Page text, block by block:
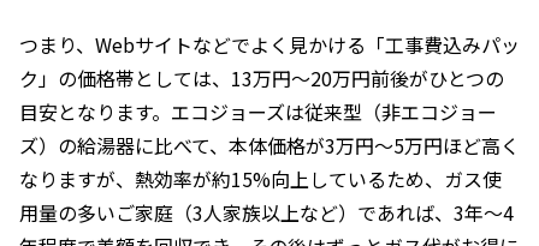
つまり、Webサイトなどでよく見かける「工事費込みパッ
ク」の価格帯としては、13万円〜20万円前後がひとつの
目安となります。エコジョーズは従来型（非エコジョー
ズ）の給湯器に比べて、本体価格が3万円〜5万円ほど高く
なりますが、熱効率が約15%向上しているため、ガス使
用量の多いご家庭（3人家族以上など）であれば、3年〜4